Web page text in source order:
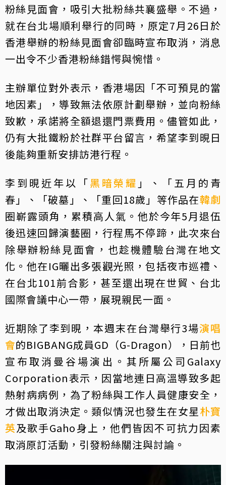
粉絲見面會，吸引大批粉絲共襄盛舉。不過，
就在台北場順利舉行的同時，原定7月26日於
香港舉辦的粉絲見面會卻臨時宣布取消，消息
一出令不少香港粉絲錯愕與惋惜。
主辦單位對外表示，香港場因「不可預見的當
地因素」，導致無法依原計劃舉辦，並向粉絲
致歉，承諾將全額退還門票費用。儘管如此，
仍有大批鐵粉於社群平台留言，希望李到晛日
後能夠重新安排訪港行程。
李到晛近年以「黑暗榮耀 」、「五月的青
春」、「破墓」、「重回18歲」等作品在韓劇
圈嶄露頭角，累積高人氣。他於今年5月退伍
後迅速回歸演藝圈，行程馬不停蹄，此次來台
除舉辦粉絲見面會，也趁機體驗台灣在地文
化。他在IG曬出多張觀光照，包括夜市巡禮、
在台北101前合影，甚至還出現在世貿、台北
國際會議中心一帶，展現親民一面。
近期除了李到晛，本週末在台灣舉行3場演唱
會的BIGBANG成員GD（G-Dragon），日前也
宣布取消曼谷場演出。其所屬公司Galaxy
Corporation表示，因當地連日高溫導致多起
熱射病病例，為了粉絲與工作人員健康安全，
才做出取消決定。類似情況也發生在女星朴寶
英及歌手Gaho身上，他們皆因不可抗力因素
取消原訂活動，引發粉絲關注與討論。